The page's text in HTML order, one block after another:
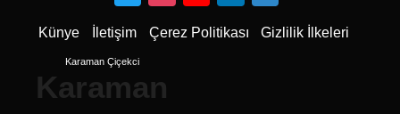
Künye İletişim Çerez Politikası Gizlilik İlkeleri
Karaman Çiçekci
Karaman